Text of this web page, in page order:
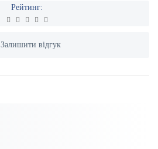
Рейтинг:
Залишити відгук